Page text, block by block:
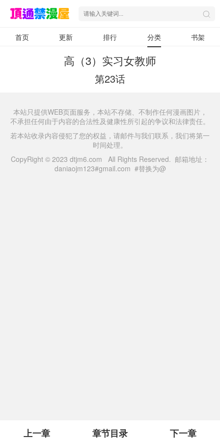
首页 更新 排行 分类 书架
高（3）实习女教师
第23话
上一章 章节目录 下一章
本站只提供WEB页面服务，本站不存储、不制作任何漫画图片，
不承担任何由于内容的合法性及健康性所引起的争议和法律责任。
若本站收录内容侵犯了您的权益，请邮件与我们联系，我们将第一
时间处理。
CopyRight © 2023 dtjm6.com All Rights Reserved. 邮箱地址：
daniaojm123#gmail.com #替换为@